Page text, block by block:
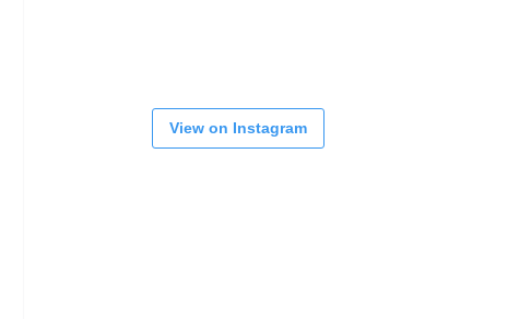
View on Instagram